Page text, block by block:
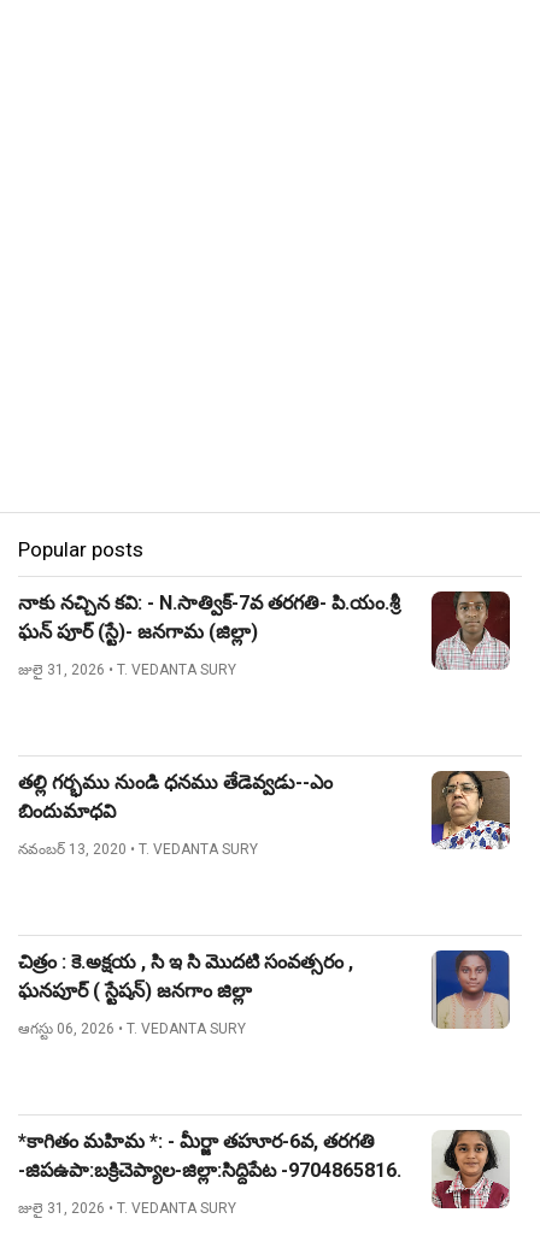
Popular posts
నాకు నచ్చిన కవి: - N.సాత్విక్-7వ తరగతి- పి.యం.శ్రీ
ఘన్ పూర్ (స్టే)- జనగామ (జిల్లా)
జులై 31, 2026 • T. VEDANTA SURY
తల్లి గర్భము నుండి ధనము తేడెవ్వడు--ఎం
బిందుమాధవి
నవంబర్ 13, 2020 • T. VEDANTA SURY
చిత్రం : కె.అక్షయ , సి ఇ సి మొదటి సంవత్సరం ,
ఘనపూర్ ( స్టేషన్) జనగాం జిల్లా
ఆగస్టు 06, 2026 • T. VEDANTA SURY
*కాగితం మహిమ *: - మీర్జా తహూర-6వ, తరగతి
-జిపఉపా:బక్రిచెప్యాల-జిల్లా:సిద్దిపేట -9704865816.
జులై 31, 2026 • T. VEDANTA SURY